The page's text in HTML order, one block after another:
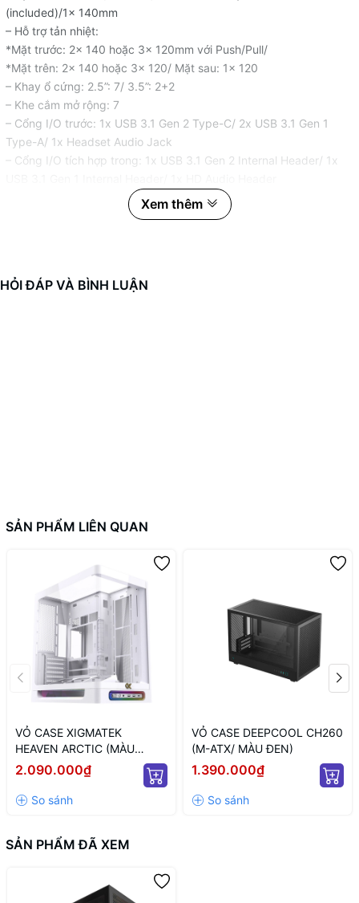
(included)/1x 140mm
– Hỗ trợ tản nhiệt:
*Mặt trước: 2x 140 hoặc 3x 120mm với Push/Pull/
*Mặt trên: 2x 140 hoặc 3x 120/ Mặt sau: 1x 120
– Khay ổ cứng: 2.5”: 7/ 3.5”: 2+2
– Khe cắm mở rộng: 7
– Cổng I/O trước: 1x USB 3.1 Gen 2 Type-C/ 2x USB 3.1 Gen 1
Type-A/ 1x Headset Audio Jack
– Cổng I/O tích hợp trong: 1x USB 3.1 Gen 2 Internal Header/ 1x
– Mainboad hỗ trợ: Mini-ITX, MicroATX, ATX and EATX
Xem thêm
HỎI ĐÁP VÀ BÌNH LUẬN
SẢN PHẨM LIÊN QUAN
VỎ CASE XIGMATEK
HEAVEN ARCTIC (MÀU
TRẮNG/ ATX)
2.090.000₫
VỎ CASE DEEPCOOL CH260
(M-ATX/ MÀU ĐEN)
1.390.000₫
SẢN PHẨM ĐÃ XEM